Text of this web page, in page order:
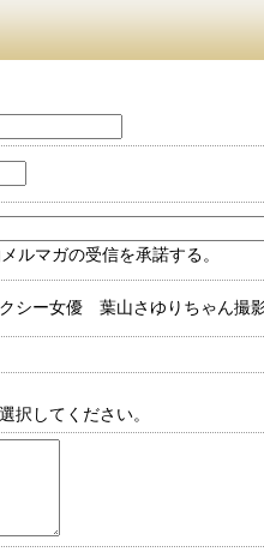
ルマガの受信を承諾する。
シー女優 葉山さゆりちゃん撮
択してください。